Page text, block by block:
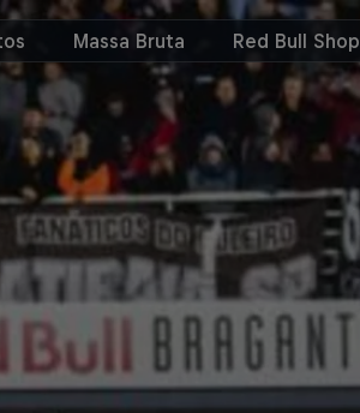
Massa Bruta Red Bull Shop